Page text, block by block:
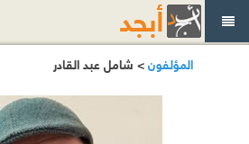
المؤلفون> شامل عبد القادر